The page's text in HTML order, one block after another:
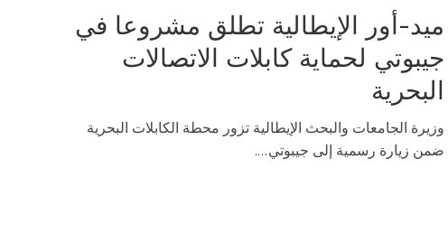
ميد-أور الإيطالية تطلق مشروعا في
جيبوتي لحماية كابلات الاتصالات
البحرية
وزيرة الجامعات والبحث الإيطالية تزور محطة الكابلات البحرية
ضمن زيارة رسمية إلى جيبوتي....